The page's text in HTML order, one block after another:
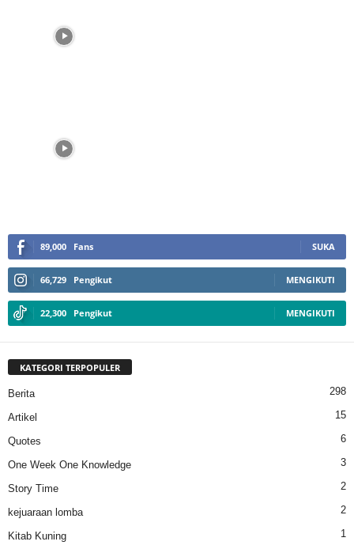
89,000 Fans SUKA
66,729 Pengikut MENGIKUTI
22,300 Pengikut MENGIKUTI
KATEGORI TERPOPULER
Berita 298
Artikel 15
Quotes 6
One Week One Knowledge 3
Story Time 2
kejuaraan lomba 2
Kitab Kuning 1